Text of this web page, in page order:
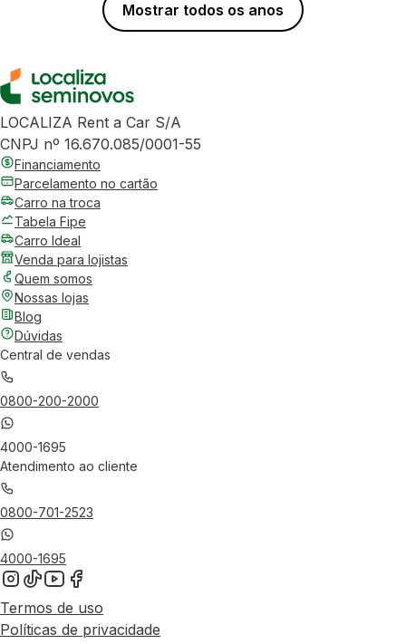
Mostrar todos os anos
LOCALIZA Rent a Car S/A
CNPJ nº 16.670.085/0001-55
Financiamento
Parcelamento no cartão
Carro na troca
Tabela Fipe
Carro Ideal
Venda para lojistas
Quem somos
Nossas lojas
Blog
Dúvidas
Central de vendas
0800-200-2000
4000-1695
Atendimento ao cliente
0800-701-2523
4000-1695
Termos de uso
Políticas de privacidade